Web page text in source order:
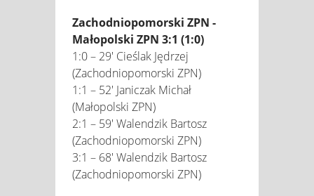
Zachodniopomorski ZPN -
Małopolski ZPN 3:1 (1:0)
1:0 – 29' Cieślak Jędrzej
(Zachodniopomorski ZPN)
1:1 – 52' Janiczak Michał
(Małopolski ZPN)
2:1 – 59' Walendzik Bartosz
(Zachodniopomorski ZPN)
3:1 – 68' Walendzik Bartosz
(Zachodniopomorski ZPN)